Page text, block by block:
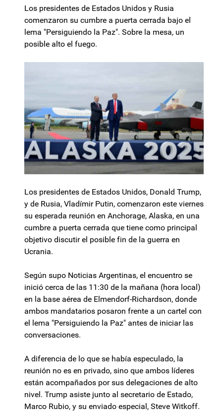
Los presidentes de Estados Unidos y Rusia
comenzaron su cumbre a puerta cerrada bajo el
lema "Persiguiendo la Paz". Sobre la mesa, un
posible alto el fuego.
Los presidentes de Estados Unidos, Donald Trump,
y de Rusia, Vladímir Putin, comenzaron este viernes
su esperada reunión en Anchorage, Alaska, en una
cumbre a puerta cerrada que tiene como principal
objetivo discutir el posible fin de la guerra en
Ucrania.
Según supo Noticias Argentinas, el encuentro se
inició cerca de las 11:30 de la mañana (hora local)
en la base aérea de Elmendorf-Richardson, donde
ambos mandatarios posaron frente a un cartel con
el lema "Persiguiendo la Paz" antes de iniciar las
conversaciones.
A diferencia de lo que se había especulado, la
reunión no es en privado, sino que ambos líderes
están acompañados por sus delegaciones de alto
nivel. Trump asiste junto al secretario de Estado,
Marco Rubio, y su enviado especial, Steve Witkoff.